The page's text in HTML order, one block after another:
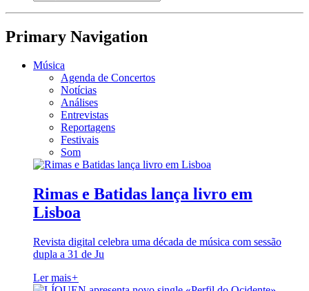
Primary Navigation
Música
Agenda de Concertos
Notícias
Análises
Entrevistas
Reportagens
Festivais
Som
Rimas e Batidas lança livro em
Lisboa
Revista digital celebra uma década de música com sessão
dupla a 31 de Ju
Ler mais+